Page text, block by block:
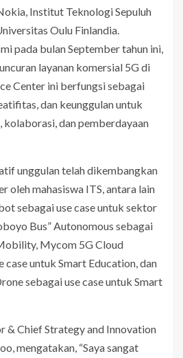
Institut Teknologi Sepuluh
Oulu Finlandia.
pada bulan September tahun ini,
layanan komersial 5G di
Center ini berfungsi sebagai
dan keunggulan untuk
kolaborasi, dan pemberdayaan
unggulan telah dikembangkan
oleh mahasiswa ITS, antara lain
sebagai use case untuk sektor
Bus” Autonomous sebagai
Mycom 5G Cloud
case untuk Smart Education, dan
sebagai use case untuk Smart
& Chief Strategy and Innovation
mengatakan, “Saya sangat